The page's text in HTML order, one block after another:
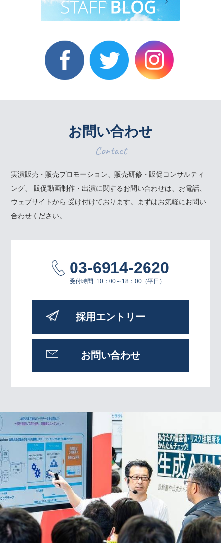
お問い合わせ
Contact
実演販売・販売プロモーション、販売研修・販促コンサルティ
ング、
販促動画制作・出演に関するお問い合わせは、お電話、
ウェブサイトから 受け付けております。まずはお気軽にお問い
合わせください。
03-6914-2620
受付時間 10：00～18：00（平日）
採用エントリー
お問い合わせ